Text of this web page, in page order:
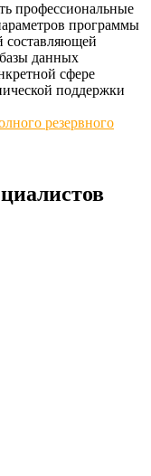
профессиональные
программы
составляющей
данных
сфере
поддержки
резервного